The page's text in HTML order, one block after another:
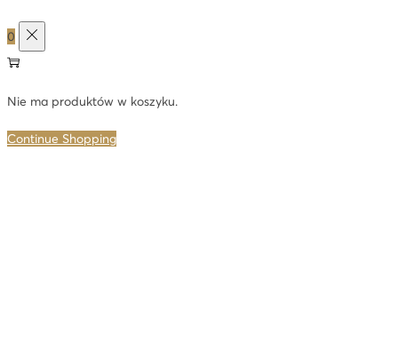
0
Nie ma produktów w koszyku.
Continue Shopping